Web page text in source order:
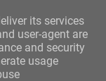
its services
user-agent are
and security
usage